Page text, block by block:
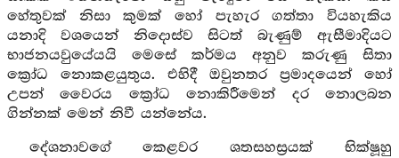
හේතුවක් නිසා කුමක් හෝ පැහැර ගත්තා වියහැකිය
යනාදි වශයෙන් නිදොස්ව සිටත් බැණුම් ඇසීමාදියට
භාජනයවුයේයයි මෙසේ කර්මය අනුව කරුණු සිතා
ක්‍රෝධ නොකළයුතුය. එහිදී ඔවුනතර ප්‍රමාදයෙන් හෝ
උපන් වෛරය ක්‍රෝධ නොකිරීමෙන් දර නොලබන
ගින්නක් මෙන් නිවී යන්නේය.
දේශනාවගේ කෙළවර ශතසහස්‍රයක් භික්ෂූහු